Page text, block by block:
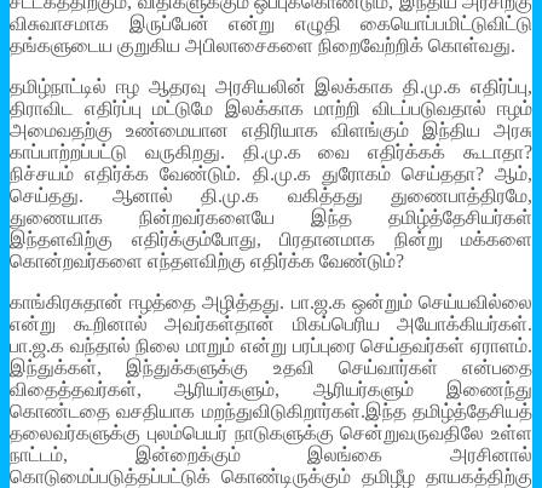
விசுவாசமாக இருப்பேன் என்று எழுதி கையொப்பமிட்டுவிட்டு
தங்களுடைய குறுகிய அபிலாசைகளை நிறைவேற்றிக் கொள்வது.
தமிழ்நாட்டில் ஈழ ஆதரவு அரசியலின் இலக்காக தி.மு.க எதிர்ப்பு,
திராவிட எதிர்ப்பு மட்டுமே இலக்காக மாற்றி விடப்படுவதால் ஈழம்
அமைவதற்கு உண்மையான எதிரியாக விளங்கும் இந்திய அரசு
காப்பாற்றப்பட்டு வருகிறது. தி.மு.க வை எதிர்க்கக் கூடாதா?
நிச்சயம் எதிர்க்க வேண்டும். தி.மு.க துரோகம் செய்ததா? ஆம்,
செய்தது. ஆனால் தி.மு.க வகித்தது துணைபாத்திரமே,
துணையாக நின்றவர்களையே இந்த தமிழ்த்தேசியர்கள்
இந்தளவிற்கு எதிர்க்கும்போது, பிரதானமாக நின்று மக்களை
கொன்றவர்களை எந்தளவிற்கு எதிர்க்க வேண்டும்?
காங்கிரசுதான் ஈழத்தை அழித்தது. பா.ஜ.க ஒன்றும் செய்யவில்லை
என்று கூறினால் அவர்கள்தான் மிகப்பெரிய அயோக்கியர்கள்.
பா.ஜ.க வந்தால் நிலை மாறும் என்று பரப்புரை செய்தவர்கள் ஏராளம்.
இந்துக்கள், இந்துக்களுக்கு உதவி செய்வார்கள் என்பதை
விதைத்தவர்கள், ஆரியர்களும், ஆரியர்களும் இணைந்து
கொண்டதை வசதியாக மறந்துவிடுகிறார்கள்.இந்த தமிழ்த்தேசியத்
தலைவர்களுக்கு புலம்பெயர் நாடுகளுக்கு சென்றுவருவதிலே உள்ள
நாட்டம், இன்றைக்கும் இலங்கை அரசினால்
கொடுமைப்படுத்தப்பட்டுக் கொண்டிருக்கும் தமிழீழ தாயகத்திற்கு